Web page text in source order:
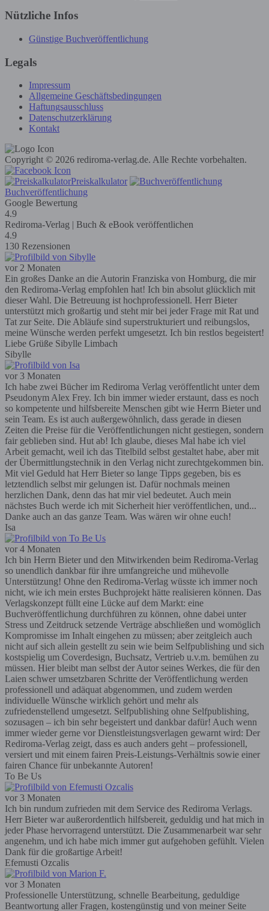
Nützliche Infos
Günstige Buchveröffentlichung
Legals
Impressum
Allgemeine Geschäftsbedingungen
Haftungsausschluss
Datenschutzerklärung
Kontakt
Copyright © 2026 rediroma-verlag.de. Alle Rechte vorbehalten.
Preiskalkulator
Buchveröffentlichung
Google Bewertung
4.9
Rediroma-Verlag | Buch & eBook veröffentlichen
4.9
130 Rezensionen
vor 2 Monaten
Ein großes Danke an die Autorin Franziska von Homburg, die mir
den Rediroma-Verlag empfohlen hat! Ich bin absolut glücklich mit
dieser Wahl. Die Betreuung ist hochprofessionell. Herr Bieter
unterstützt mich großartig und steht mir bei jeder Frage mit Rat und
Tat zur Seite. Die Abläufe sind superstrukturiert und reibungslos,
meine Wünsche werden perfekt umgesetzt. Ich bin restlos begeistert!
Liebe Grüße Sibylle Limbach
Sibylle
vor 3 Monaten
Ich habe zwei Bücher im Rediroma Verlag veröffentlicht unter dem
Pseudonym Alex Frey. Ich bin immer wieder erstaunt, dass es noch
so kompetente und hilfsbereite Menschen gibt wie Herrn Bieter und
sein Team. Es ist auch außergewöhnlich, dass gerade in diesen
Zeiten die Preise für die Veröffentlichungen nicht gestiegen, sondern
fair geblieben sind. Hut ab! Ich glaube, dieses Mal habe ich viel
Arbeit gemacht, weil ich das Titelbild selbst gestaltet habe, aber mit
der Übermittlungstechnik in den Verlag nicht zurechtgekommen bin.
Mit viel Geduld hat Herr Bieter so lange Tipps gegeben, bis es
letztendlich selbst mir gelungen ist. Dafür nochmals meinen
herzlichen Dank, denn das hat mir viel bedeutet. Auch mein
nächstes Buch werde ich mit Sicherheit hier veröffentlichen, und...
Danke auch an das ganze Team. Was wären wir ohne euch!
Isa
vor 4 Monaten
Ich bin Herrn Bieter und den Mitwirkenden beim Rediroma-Verlag
so unendlich dankbar für ihre umfangreiche und mühevolle
Unterstützung! Ohne den Rediroma-Verlag wüsste ich immer noch
nicht, wie ich mein erstes Buchprojekt hätte realisieren können. Das
Verlagskonzept füllt eine Lücke auf dem Markt: eine
Buchveröffentlichung durchführen zu können, ohne dabei unter
Stress und Zeitdruck setzende Verträge abschließen und womöglich
Kompromisse im Inhalt eingehen zu müssen; aber zeitgleich auch
nicht auf sich allein gestellt zu sein wie beim Selfpublishing und sich
kostspielig um Coverdesign, Buchsatz, Vertrieb u.v.m. bemühen zu
müssen. Hier bleibt man selbst der Autor seines Werkes, die für den
Laien schwer umsetzbaren Schritte der Veröffentlichung werden
professionell und adäquat abgenommen, und zudem werden
individuelle Wünsche wirklich gehört und mehr als
zufriedenstellend umgesetzt. Selfpublishing ohne Selfpublishing,
sozusagen – ich bin sehr begeistert und dankbar dafür! Auch wenn
immer wieder gerne vor Dienstleistungsverlagen gewarnt wird: Der
Rediroma-Verlag zeigt, dass es auch anders geht – professionell,
versiert und mit einem fairen Preis-Leistungs-Verhältnis sowie einer
fairen Chance für unbekannte Autoren!
To Be Us
vor 3 Monaten
Ich bin rundum zufrieden mit dem Service des Rediroma Verlags.
Herr Bieter war außerordentlich hilfsbereit, geduldig und hat mich in
jeder Phase hervorragend unterstützt. Die Zusammenarbeit war sehr
angenehm, und ich habe mich immer gut aufgehoben gefühlt. Vielen
Dank für die großartige Arbeit!
Efemusti Ozcalis
vor 3 Monaten
Professionelle Unterstützung, schnelle Bearbeitung, geduldige
Beantwortung aller Fragen, kostengünstig und von meiner Seite